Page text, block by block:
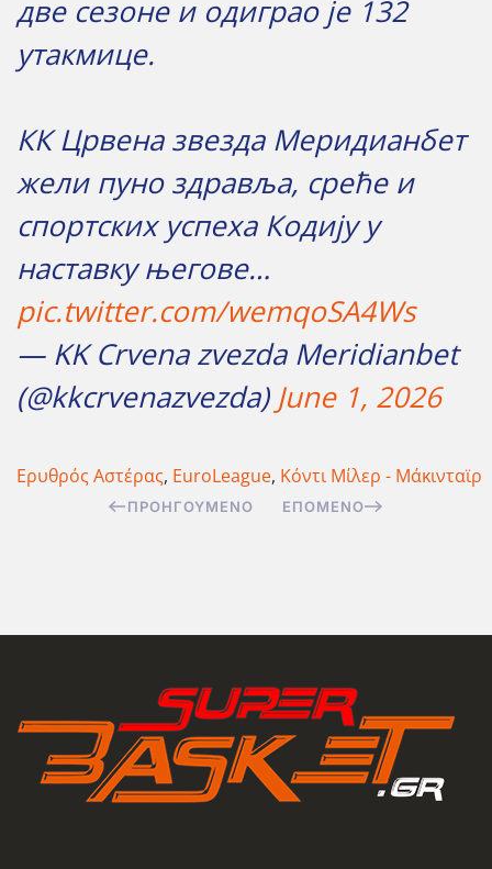
две сезоне и одиграо је 132
утакмице.
КК Црвена звезда Меридианбет
жели пуно здравља, среће и
спортских успеха Кодију у
наставку његове…
pic.twitter.com/wemqoSA4Ws
— KK Crvena zvezda Meridianbet
(@kkcrvenazvezda) June 1, 2026
Ερυθρός Αστέρας, EuroLeague, Κόντι Μίλερ - Μάκινταϊρ
ΠΡΟΗΓΟΎΜΕΝΟ ΕΠΌΜΕΝΟ